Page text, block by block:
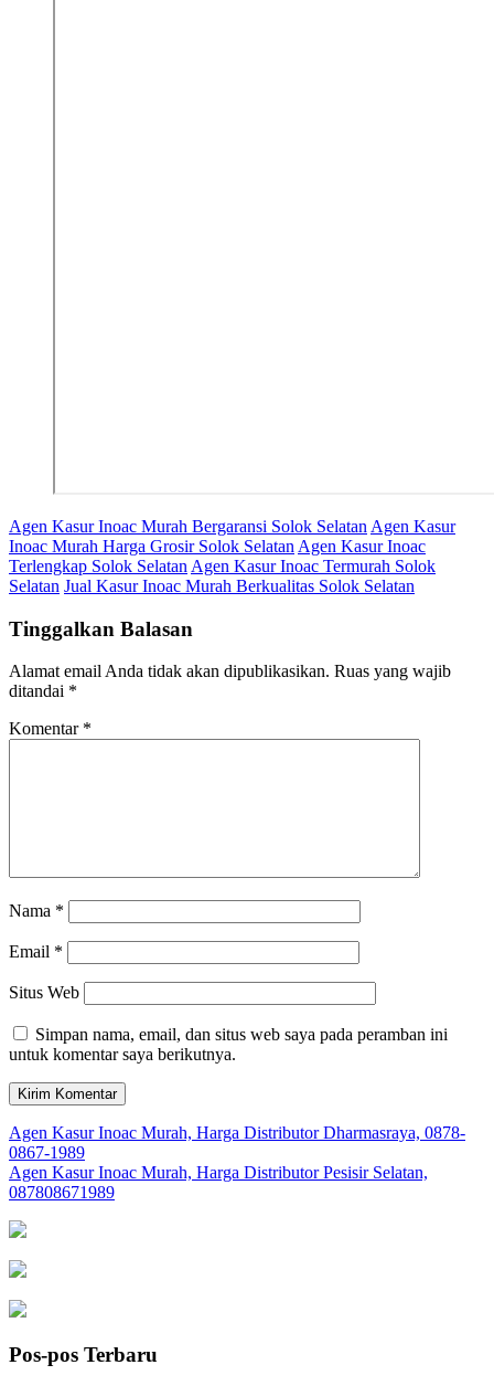
Agen Kasur Inoac Murah Bergaransi Solok Selatan Agen Kasur
Inoac Murah Harga Grosir Solok Selatan Agen Kasur Inoac
Terlengkap Solok Selatan Agen Kasur Inoac Termurah Solok
Selatan Jual Kasur Inoac Murah Berkualitas Solok Selatan
Tinggalkan Balasan
Alamat email Anda tidak akan dipublikasikan. Ruas yang wajib
ditandai *
Komentar *
Nama *
Email *
Situs Web
Simpan nama, email, dan situs web saya pada peramban ini
untuk komentar saya berikutnya.
Navigasi
pos
Agen Kasur Inoac Murah, Harga Distributor Dharmasraya, 0878-
0867-1989
Agen Kasur Inoac Murah, Harga Distributor Pesisir Selatan,
087808671989
Pos-pos Terbaru